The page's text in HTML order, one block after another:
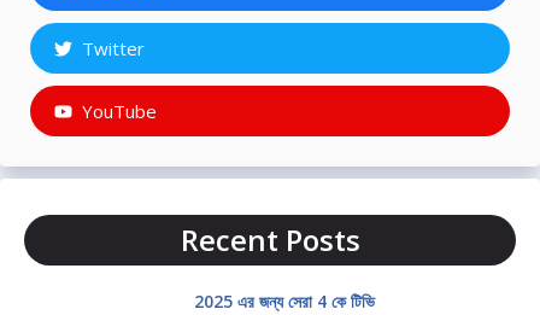
Twitter
YouTube
Recent Posts
2025 এর জন্য সেরা 4 কে টিভি